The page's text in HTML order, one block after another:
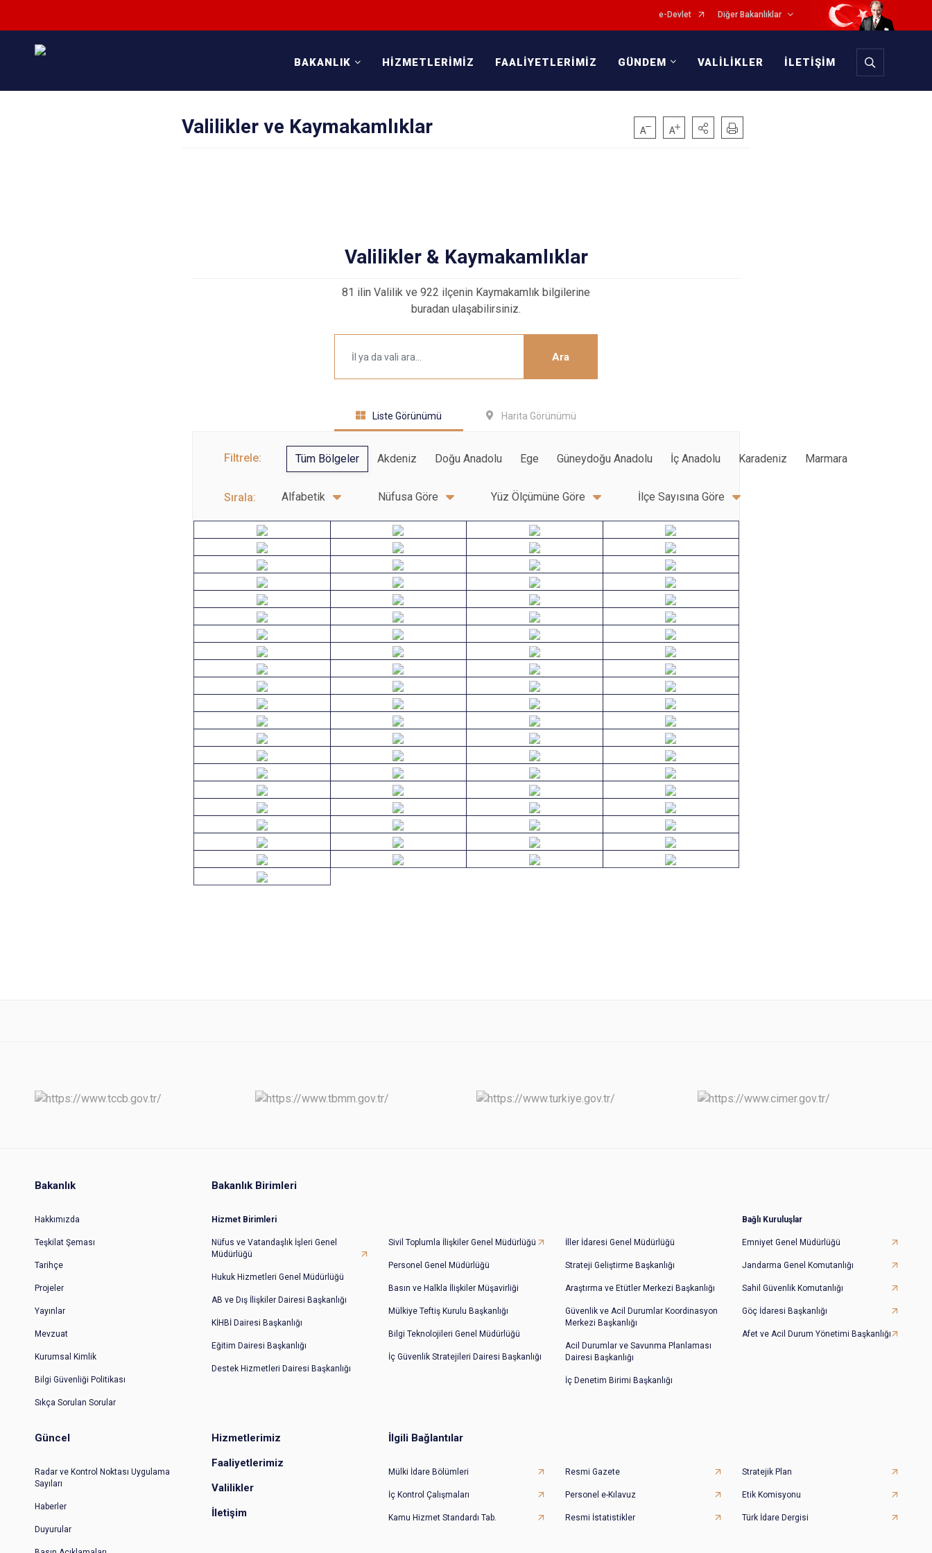
e-Devlet Diğer Bakanlıklar
BAKANLIK HİZMETLERİMİZ FAALİYETLERİMİZ GÜNDEM VALİLİKLER İLETİŞİM
Valilikler ve Kaymakamlıklar
Valilikler & Kaymakamlıklar
81 ilin Valilik ve 922 ilçenin Kaymakamlık bilgilerine
buradan ulaşabilirsiniz.
Ara
Liste Görünümü Harita Görünümü
Filtrele: Tüm Bölgeler Akdeniz Doğu Anadolu Ege Güneydoğu Anadolu İç Anadolu Karadeniz Marmara
Sırala: Alfabetik Nüfusa Göre Yüz Ölçümüne Göre İlçe Sayısına Göre
Adana Adıyaman Afyonkarahisar
Ağrı
Amasya
Ankara Antalya
Artvin
Aydın
Balıkesir Bilecik
Bingöl
Bitlis
Bolu Burdur
Bursa
Çanakkale
Çankırı Çorum
Denizli
Diyarbakır
Edirne Elazığ
Erzincan
Erzurum
Eskişehir Gaziantep
Giresun
Gümüşhane
Hakkari Hatay
Isparta
Mersin
İstanbul İzmir
Kars
Kastamonu
Kayseri Kırklareli
Kırşehir
Kocaeli
Konya Kütahya
Malatya
Manisa
Kahramanmaraş Mardin
Muğla
Muş
Nevşehir Niğde
Ordu
Rize
Sakarya Samsun
Siirt
Sinop
Sivas Tekirdağ
Tokat
Trabzon
Tunceli Şanlıurfa
Uşak
Van
Yozgat Zonguldak
Aksaray
Bayburt
Karaman Kırıkkale
Batman
Şırnak
Bartın Ardahan
Iğdır
Yalova
Bakanlık
Hakkımızda
Teşkilat Şeması
Tarihçe
Projeler
Yayınlar
Mevzuat
Kurumsal Kimlik
Bilgi Güvenliği Politikası
Sıkça Sorulan Sorular
Bakanlık Birimleri
Hizmet Birimleri
Nüfus ve Vatandaşlık İşleri Genel
Müdürlüğü
Hukuk Hizmetleri Genel Müdürlüğü
AB ve Dış İlişkiler Dairesi Başkanlığı
KİHBİ Dairesi Başkanlığı
Eğitim Dairesi Başkanlığı
Destek Hizmetleri Dairesi Başkanlığı
Sivil Toplumla İlişkiler Genel Müdürlüğü
Personel Genel Müdürlüğü
Basın ve Halkla İlişkiler Müşavirliği
Mülkiye Teftiş Kurulu Başkanlığı
Bilgi Teknolojileri Genel Müdürlüğü
İç Güvenlik Stratejileri Dairesi Başkanlığı
İller İdaresi Genel Müdürlüğü
Strateji Geliştirme Başkanlığı
Araştırma ve Etütler Merkezi Başkanlığı
Güvenlik ve Acil Durumlar Koordinasyon
Merkezi Başkanlığı
Acil Durumlar ve Savunma Planlaması
Dairesi Başkanlığı
İç Denetim Birimi Başkanlığı
Bağlı Kuruluşlar
Emniyet Genel Müdürlüğü
Jandarma Genel Komutanlığı
Sahil Güvenlik Komutanlığı
Göç İdaresi Başkanlığı
Afet ve Acil Durum Yönetimi Başkanlığı
Güncel
Radar ve Kontrol Noktası Uygulama
Sayıları
Haberler
Duyurular
Hizmetlerimiz
Faaliyetlerimiz
Valilikler
İletişim
İlgili Bağlantılar
Mülki İdare Bölümleri
İç Kontrol Çalışmaları
Kamu Hizmet Standardı Tab.
Resmi Gazete
Personel e-Kılavuz
Resmi İstatistikler
Stratejik Plan
Etik Komisyonu
Türk İdare Dergisi